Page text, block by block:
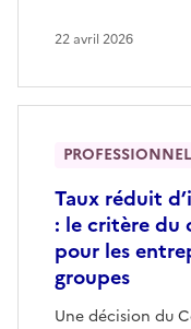
22 avril 2026
Taux réduit
: le critère du
pour les
groupes
Une décision du
PROFESSIONNEL